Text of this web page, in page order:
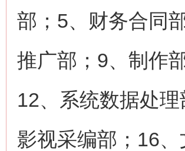
部；5、财务合同
推广部；9、制作
12、系统数据处
影视采编部；16